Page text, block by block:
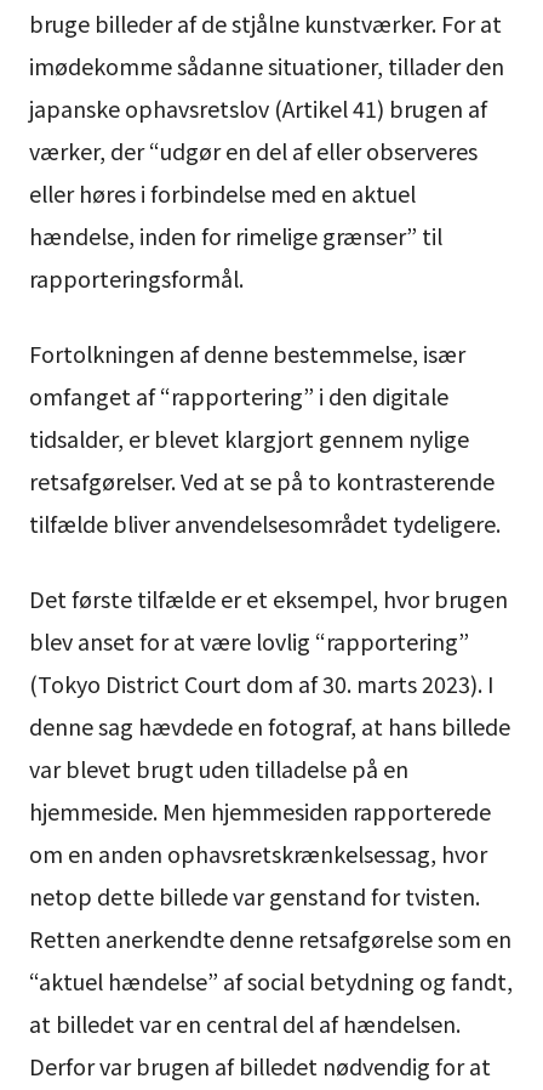
bruge billeder af de stjålne kunstværker. For at
imødekomme sådanne situationer, tillader den
japanske ophavsretslov (Artikel 41) brugen af
værker, der “udgør en del af eller observeres
eller høres i forbindelse med en aktuel
hændelse, inden for rimelige grænser” til
rapporteringsformål.
Fortolkningen af denne bestemmelse, især
omfanget af “rapportering” i den digitale
tidsalder, er blevet klargjort gennem nylige
retsafgørelser. Ved at se på to kontrasterende
tilfælde bliver anvendelsesområdet tydeligere.
Det første tilfælde er et eksempel, hvor brugen
blev anset for at være lovlig “rapportering”
(Tokyo District Court dom af 30. marts 2023). I
denne sag hævdede en fotograf, at hans billede
var blevet brugt uden tilladelse på en
hjemmeside. Men hjemmesiden rapporterede
om en anden ophavsretskrænkelsessag, hvor
netop dette billede var genstand for tvisten.
Retten anerkendte denne retsafgørelse som en
“aktuel hændelse” af social betydning og fandt,
at billedet var en central del af hændelsen.
Derfor var brugen af billedet nødvendig for at